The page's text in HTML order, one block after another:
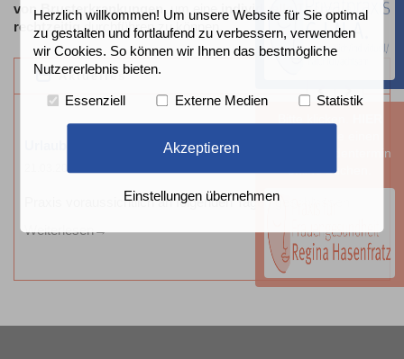
Aktuelles
21.03.2026
Praxis voraussichtlich an folgenden Tagen geschlossen
Weiterlesen
Sprechstundentermin
online buchen.
von Brusterkrankungen , um eine
individuelle Therapie
rechtzeitig durchführen zu können.
Herzlich willkommen! Um unsere Website für Sie optimal
zu gestalten und fortlaufend zu verbessern, verwenden
wir Cookies. So können wir Ihnen das bestmögliche
Nutzererlebnis bieten.
Essenziell Externe Medien Statistik
Akzeptieren
Einstellungen übernehmen